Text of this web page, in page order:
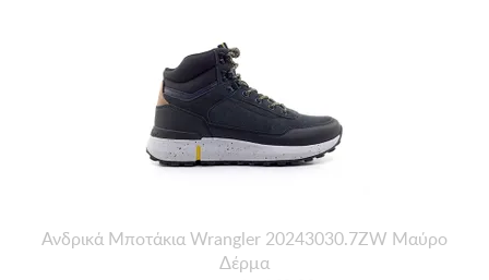
Ανδρικά Μποτάκια Wrangler 20243030.7ZW Μαύρο
Δέρμα